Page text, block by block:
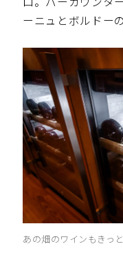
ーニュとボルドー
あの畑のワインもきっ